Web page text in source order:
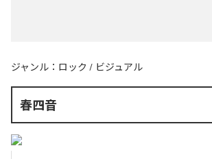
ジャンル： ロック / ビジュアル
春四音